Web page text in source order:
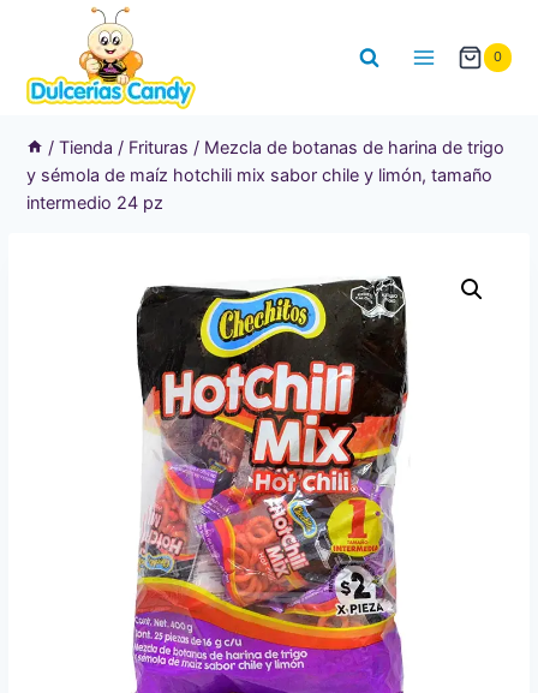
contenido
0
/ Tienda / Frituras / Mezcla de botanas de harina de trigo
y sémola de maíz hotchili mix sabor chile y limón, tamaño
intermedio 24 pz